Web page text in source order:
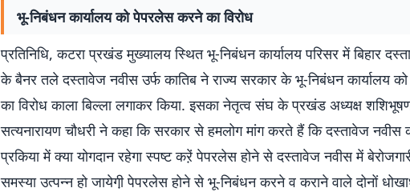
भू-निबंधन कार्यालय को पेपरलेस करने का विरोध
प्रतिनिधि, कटरा प्रखंड मुख्यालय स्थित भू-निबंधन कार्यालय परिसर में बिहार
के बैनर तले दस्तावेज नवीस उर्फ कातिब ने राज्य सरकार के भू-निबंधन कार्यालय
का विरोध काला बिल्ला लगाकर किया. इसका नेतृत्व संघ के प्रखंड अध्यक्ष
सत्यनारायण चौधरी ने कहा कि सरकार से हमलोग मांग करते हैं कि दस्तावेज
प्रकिया में क्या योगदान रहेगा स्पष्ट करे़ं पेपरलेस होने से दस्तावेज नवीस में
समस्या उत्पन्न हो जायेगी़ पेपरलेस होने से भू-निबंधन करने व कराने वाले दोनों